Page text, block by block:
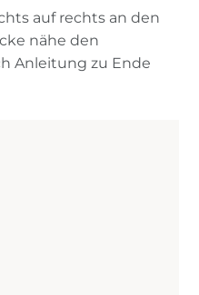
auf rechts an den
nähe den
Anleitung zu Ende